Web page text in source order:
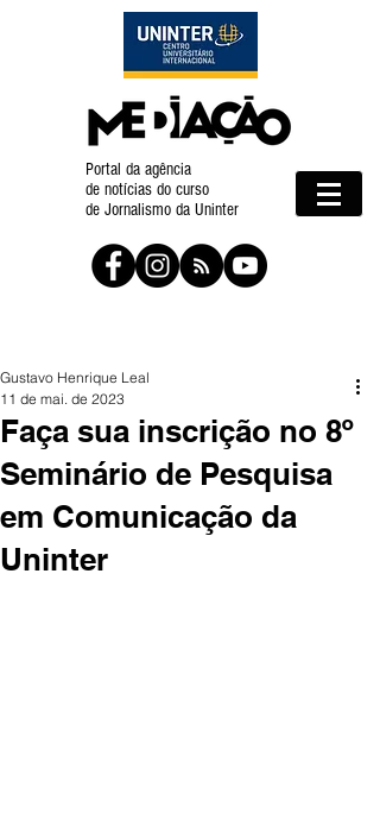
Portal da agência
de notícias do curso
de Jornalismo da Uninter
Faça sua inscrição no 8º
Seminário de Pesquisa
em Comunicação da
Uninter
Gustavo Henrique Leal
11 de mai. de 2023